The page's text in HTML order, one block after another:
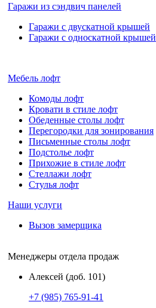
Гаражи из сэндвич панелей
Гаражи с двускатной крышей
Гаражи с односкатной крышей
Мебель лофт
Комоды лофт
Кровати в стиле лофт
Обеденные столы лофт
Перегородки для зонирования
Письменные столы лофт
Подстолье лофт
Прихожие в стиле лофт
Стеллажи лофт
Стулья лофт
Наши услуги
Вызов замерщика
Менеджеры отдела продаж
Алексей (доб. 101)
+7 (985) 765-91-41